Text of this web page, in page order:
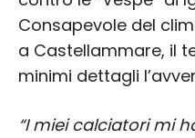
Consapevole del
a Castellammare, il
minimi dettagli
“I miei calciatori mi